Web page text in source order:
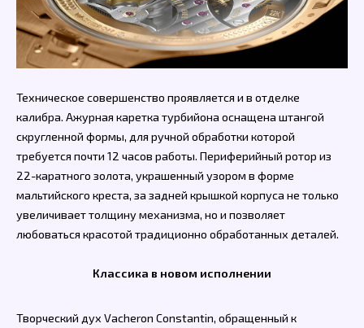
Техническое совершенство проявляется и в отделке
калибра. Ажурная каретка турбийона оснащена штангой
скругленной формы, для ручной обработки которой
требуется почти 12 часов работы. Периферийный ротор из
22-каратного золота, украшенный узором в форме
мальтийского креста, за задней крышкой корпуса не только
увеличивает толщину механизма, но и позволяет
любоваться красотой традиционно обработанных деталей.
Классика в новом исполнении
Творческий дух Vacheron Constantin, обращенный к